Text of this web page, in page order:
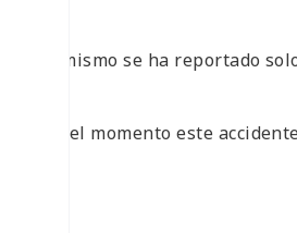
Asimismo se ha reportado
Por el momento este